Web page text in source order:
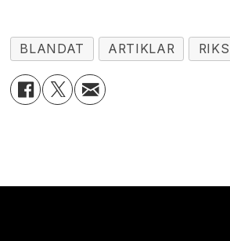
BLANDAT ARTIKLAR RIKS